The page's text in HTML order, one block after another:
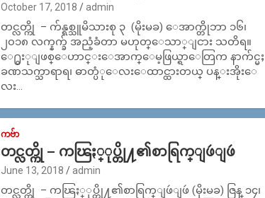
October 17, 2018 admin
တင္လတ္ကို – က်န္ရစ္သူမိသားစု ၃ (မိုးမခ) ေအာက္တိုဘာ ၁၆၊
၂၀၁၈ လက္နက္ခ် အညံ့ခံတာ မဟုတ္ေသာ္ျငား သတိရ။
ေ႐ွးုျဖစ္ေဟာင္းေအာက္ေမ့ဖြယ္ရာေတြက နာက်င္မႈ
ခဏသက္သာရာရ၊ ဓာတ္ပံုေလးေထာင္ထားတယ္ ပန္းအိုးေ
လး…
ကဗ်ာ
တင္လတ္ကို – ကၽြႏ္ုပ္တို႔၏စာရြက္ျဖဴျဖဴ
June 13, 2018 admin
တင္လတ္ကို – ကၽြႏ္ုပ္တို႔၏စာရြက္ျဖဴျဖဴ (မိုးမခ) ဇြန္ ၁၄၊